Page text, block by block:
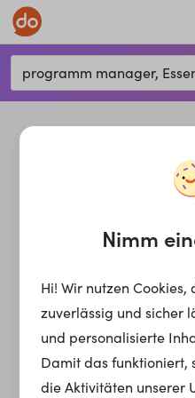
programm manager,
Nimm
Hi! Wir nutzen
zuverlässig und sicher
und personalisierte
Damit das funktioniert,
die Aktivitäten unserer